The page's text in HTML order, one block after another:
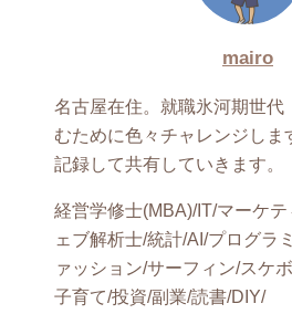
mairo
名古屋在住。就職氷河期世代
むために色々チャレンジしま
記録して共有していきます。
経営学修士(MBA)/IT/マーケ
ェブ解析士/統計/AI/プログラ
ァッション/サーフィン/スケ
子育て/投資/副業/読書/DIY/